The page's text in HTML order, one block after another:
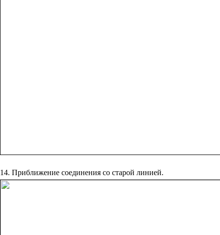
14. Приближение соединения со старой линией.